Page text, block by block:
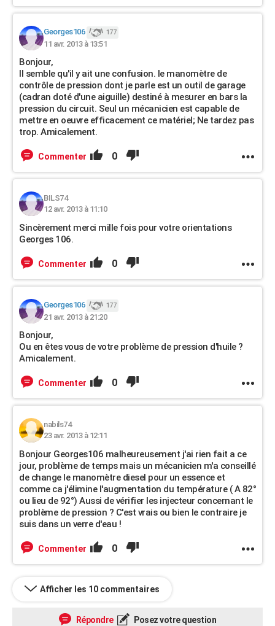
Georges106 177
11 avr. 2013 à 13:51
Bonjour,
Il semble qu'il y ait une confusion. le manomètre de
contrôle de pression dont je parle est un outil de garage
(cadran doté d'une aiguille) destiné à mesurer en bars la
pression du circuit. Seul un mécanicien est capable de
mettre en oeuvre efficacement ce matériel; Ne tardez pas
trop. Amicalement.
Commenter 0
BILS74
12 avr. 2013 à 11:10
Sincèrement merci mille fois pour votre orientations
Georges 106.
Commenter 0
Georges106 177
21 avr. 2013 à 21:20
Bonjour,
Ou en êtes vous de votre problème de pression d'huile ?
Amicalement.
Commenter 0
nabils74
23 avr. 2013 à 12:11
Bonjour Georges106 malheureusement j'ai rien fait a ce
jour, problème de temps mais un mécanicien m'a conseillé
de change le manomètre diesel pour un essence et
comme ca j'élimine l'augmentation du température ( A 82°
ou lieu de 92°) Aussi de vérifier les injecteur concernant le
problème de pression ? C'est vrais ou bien le contraire je
suis dans un verre d'eau !
Commenter 0
Afficher les 10 commentaires
Répondre Posez votre question